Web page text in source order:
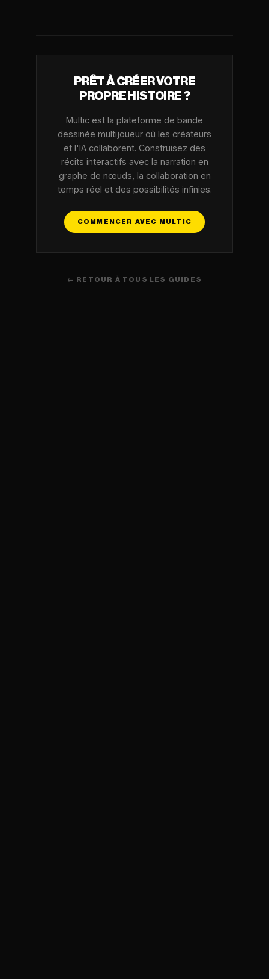
PRÊT À CRÉER VOTRE
PROPRE HISTOIRE ?
Multic est la plateforme de bande
dessinée multijoueur où les créateurs
et l'IA collaborent. Construisez des
récits interactifs avec la narration en
graphe de nœuds, la collaboration en
temps réel et des possibilités infinies.
COMMENCER AVEC MULTIC
← RETOUR À TOUS LES GUIDES